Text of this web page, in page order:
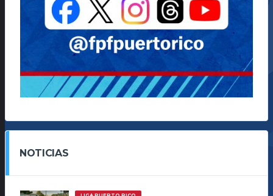
NOTICIAS